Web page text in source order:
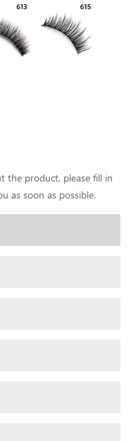
the product, please fill in
as soon as possible.